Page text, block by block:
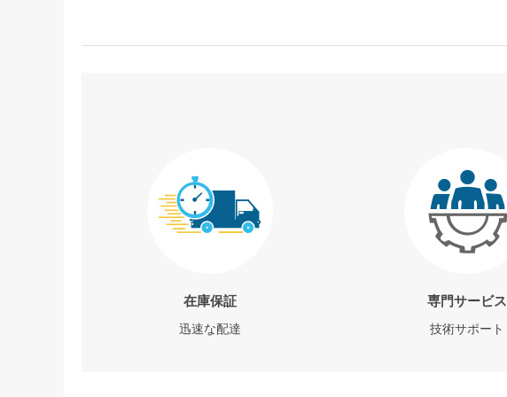
在庫保証
迅速な配達
専門サービス
技術サポート